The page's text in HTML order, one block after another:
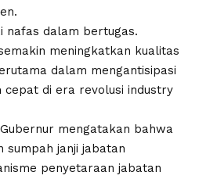
nafas dalam bertugas.
meningkatkan kualitas
dalam mengantisipasi
cepat di era revolusi industry
mengatakan bahwa
sumpah janji jabatan
penyetaraan jabatan